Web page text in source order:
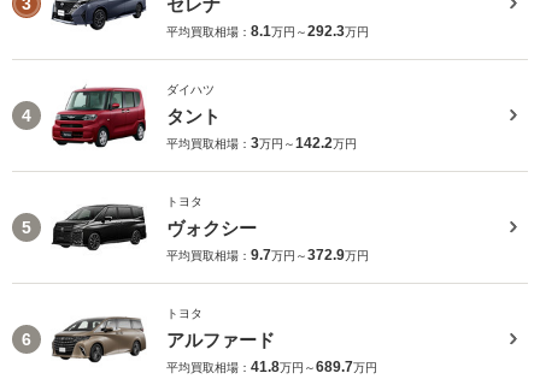
3
平均買取相場： 8.1万円～292.3万円
4
ダイハツ
タント
平均買取相場： 3万円～142.2万円
5
トヨタ
ヴォクシー
平均買取相場： 9.7万円～372.9万円
6
トヨタ
アルファード
平均買取相場： 41.8万円～689.7万円